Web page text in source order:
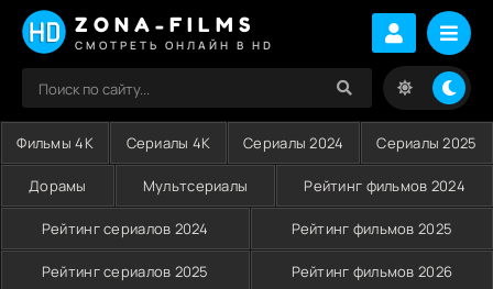
ZONA-FILMS
СМОТРЕТЬ ОНЛАЙН В HD
Фильмы 4K Сериалы 4K Сериалы 2024 Сериалы 2025
Дорамы Мультсериалы Рейтинг фильмов 2024
Рейтинг сериалов 2024 Рейтинг фильмов 2025
Рейтинг сериалов 2025 Рейтинг фильмов 2026